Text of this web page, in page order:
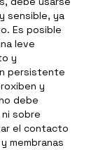
sensible, ya
Es posible
leve
y
persistente
y
debe
sobre
el contacto
membranas